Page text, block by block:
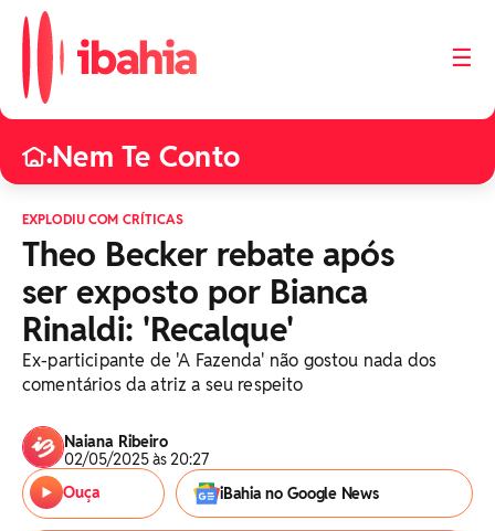
☰
•Nem Te Conto
EXPLODIU COM CRÍTICAS
Theo Becker rebate após
ser exposto por Bianca
Rinaldi: 'Recalque'
Ex-participante de 'A Fazenda' não gostou nada dos
comentários da atriz a seu respeito
Naiana Ribeiro
02/05/2025 às 20:27
Ouça
iBahia no Google News